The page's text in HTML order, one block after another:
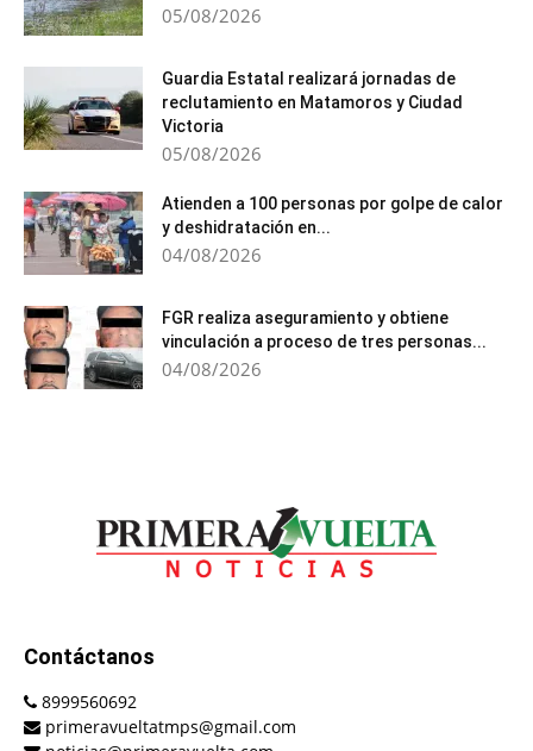
05/08/2026
Guardia Estatal realizará jornadas de
reclutamiento en Matamoros y Ciudad
Victoria
05/08/2026
Atienden a 100 personas por golpe de calor
y deshidratación en...
04/08/2026
FGR realiza aseguramiento y obtiene
vinculación a proceso de tres personas...
04/08/2026
Contáctanos
8999560692
primeravueltatmps@gmail.com